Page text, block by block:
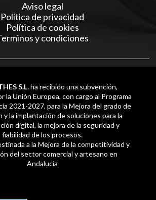
Aviso legal
Política de privacidad
Política de cookies
y condiciones
S.L.ha recibido una subvención,
la Unión Europea, con cargo al Programa
2021-2027, para la Mejora del grado de
y la implantación de soluciones para la
digital, la mejora de la seguridad y
fiabilidad de los procesos.
a la Mejora de la competitividad y
del sector comercial y artesano en
Andalucía